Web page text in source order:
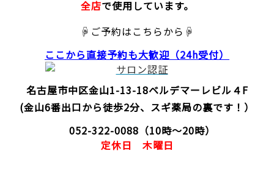
全店で使用しています。
☟ご予約はこちらから☟
ここから直接予約も大歓迎（24h受付）
名古屋市中区金山1-13-18ベルデマーレビル４F
(金山6番出口から徒歩2分、スギ薬局の裏です！）
052-322-0088 （10時～20時）
定休日
木曜日